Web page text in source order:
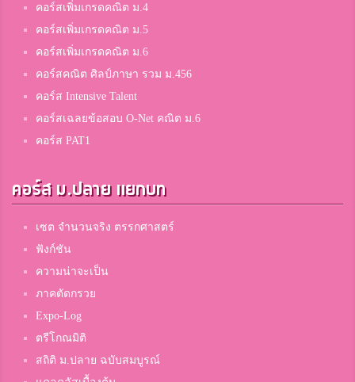
คอร์สเพิ่มเกรดคณิต ม.4
คอร์สเพิ่มเกรดคณิต ม.5
คอร์สเพิ่มเกรดคณิต ม.6
คอร์สคณิต ศิลป์ภาษา รวม ม.456
คอร์ส Intensive Talent
คอร์สเฉลยข้อสอบ O-Net คณิต ม.6
คอร์ส PAT1
คอร์ส ม.ปลาย แยกบท
เซต จำนวนจริง ตรรกศาสตร์
ฟังก์ชัน
ความน่าจะเป็น
ภาคตัดกรวย
Expo-Log
ตรีโกณมิติ
สถิติ ม.ปลาย ฉบับสมบูรณ์